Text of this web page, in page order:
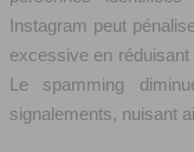
Instagram peut
excessive en
Le spamming
signalements, nuisant